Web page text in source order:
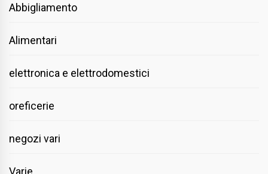
Abbigliamento
Alimentari
elettronica e elettrodomestici
oreficerie
negozi vari
Varie